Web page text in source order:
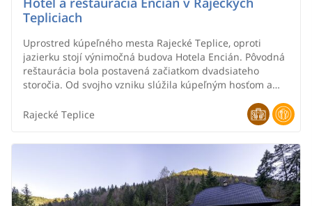
Tepliciach
Uprostred kúpeľného mesta Rajecké Teplice, oproti
jazierku stojí výnimočná budova Hotela Encián. Pôvodná
reštaurácia bola postavená začiatkom dvadsiateho
storočia. Od svojho vzniku slúžila kúpeľným hosťom a
hudbe, tanečných zábavách a spoločenských
podujatiach.Najrozsiahlejšia rekonštrukcia hotela bola
prestavby. Výnimočnosť mu dala akademická maliarka
Daniela Krajčová, ktorá na fasádach vyjadrila oslavu
života.
Rajecké Teplice